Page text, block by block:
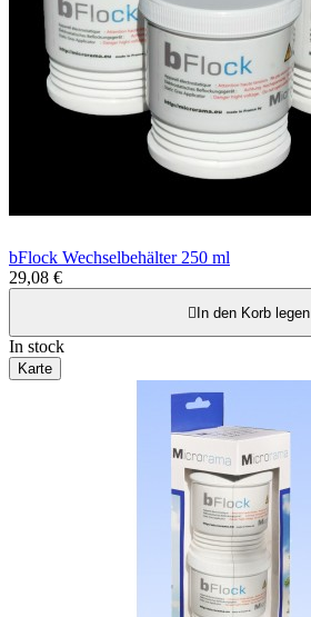
bFlock Wechselbehälter 250 ml
29,08 €
 In den Korb legen
In stock
Karte